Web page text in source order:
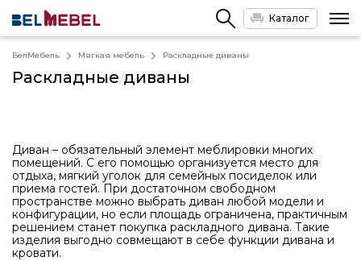
Каталог
БелМебель Мягкая мебель Раскладные диваны
Раскладные диваны
Диван – обязательный элемент меблировки многих
помещений. С его помощью организуется место для
отдыха, мягкий уголок для семейных посиделок или
приема гостей. При достаточном свободном
пространстве можно выбрать диван любой модели и
конфигурации, но если площадь ограничена, практичным
решением станет покупка раскладного дивана. Такие
изделия выгодно совмещают в себе функции дивана и
кровати.